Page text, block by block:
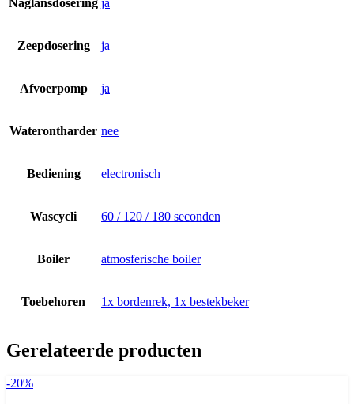
Zeepdosering ja
Afvoerpomp ja
Waterontharder nee
Bediening electronisch
Wascycli 60 / 120 / 180 seconden
Boiler atmosferische boiler
Toebehoren 1x bordenrek, 1x bestekbeker
Gerelateerde producten
-20%